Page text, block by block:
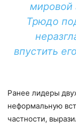
мировой
Трюдо
впустить
Ранее лидеры
неформальную
частности,